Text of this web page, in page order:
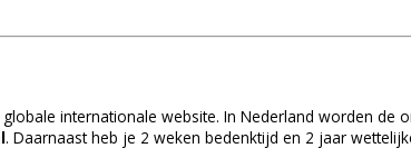
globale internationale website. In Nederland worden de
. Daarnaast heb je 2 weken bedenktijd en 2 jaar